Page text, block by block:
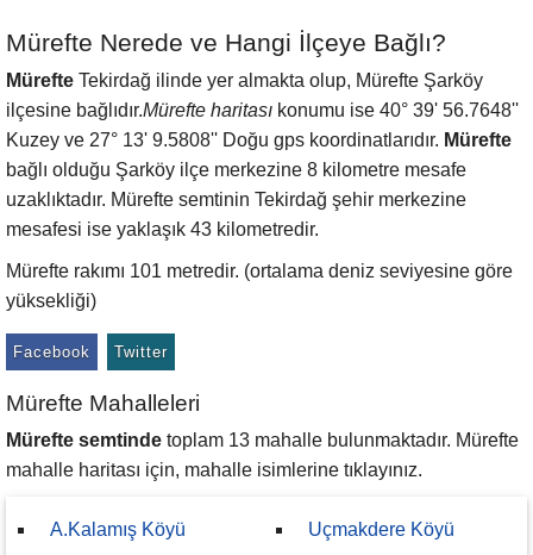
Mürefte Nerede ve Hangi İlçeye Bağlı?
Mürefte Tekirdağ ilinde yer almakta olup, Mürefte Şarköy
ilçesine bağlıdır.Mürefte haritası konumu ise 40° 39' 56.7648''
Kuzey ve 27° 13' 9.5808'' Doğu gps koordinatlarıdır. Mürefte
bağlı olduğu Şarköy ilçe merkezine 8 kilometre mesafe
uzaklıktadır. Mürefte semtinin Tekirdağ şehir merkezine
mesafesi ise yaklaşık 43 kilometredir.
Mürefte rakımı 101 metredir. (ortalama deniz seviyesine göre
yüksekliği)
Facebook Twitter
Mürefte Mahalleleri
Mürefte semtinde toplam 13 mahalle bulunmaktadır. Mürefte
mahalle haritası için, mahalle isimlerine tıklayınız.
A.Kalamış Köyü Uçmakdere Köyü